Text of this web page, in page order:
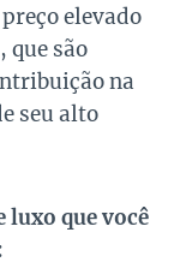
elevado
que são
na
seu alto
luxo que você